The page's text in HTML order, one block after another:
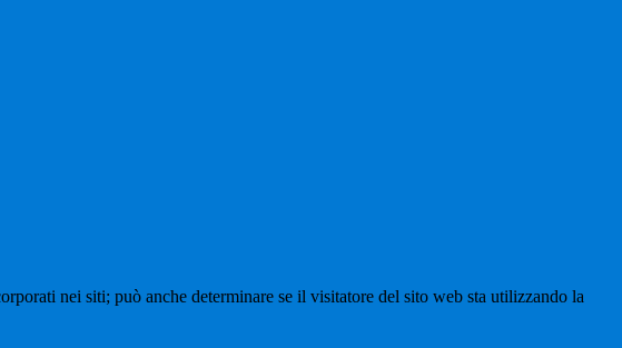
nei siti; può anche determinare se il visitatore del sito web sta utilizzando la